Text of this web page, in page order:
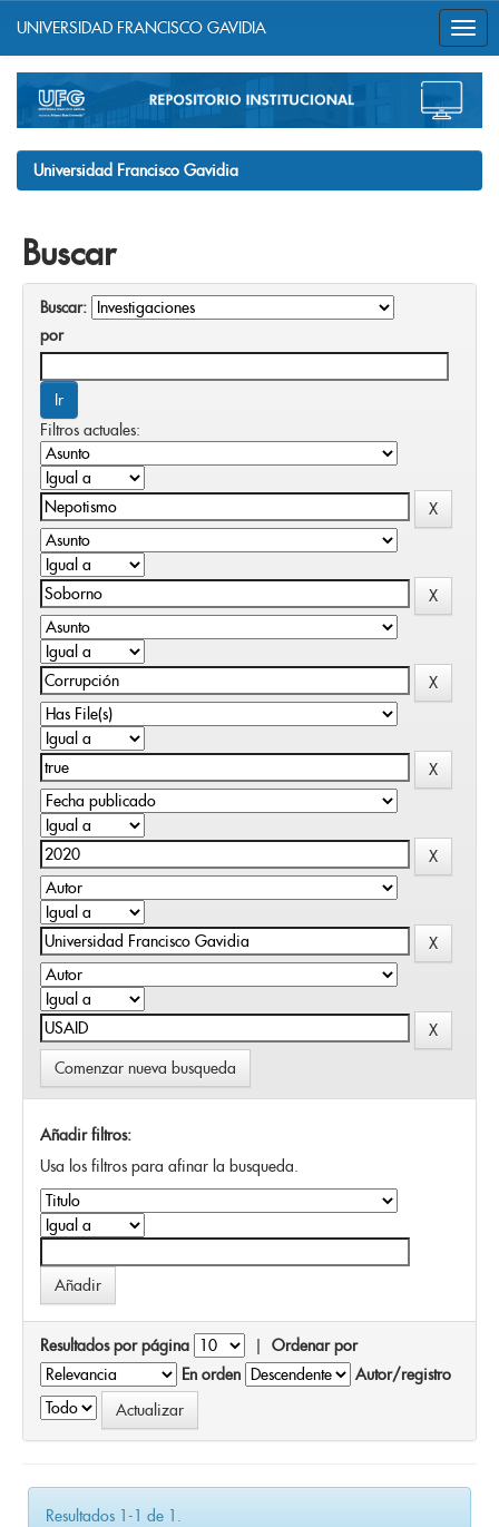
navigation
UNIVERSIDAD FRANCISCO GAVIDIA
Universidad Francisco Gavidia
Buscar
Buscar:
por
Filtros actuales:
Comenzar nueva busqueda
Añadir filtros:
Usa los filtros para afinar la busqueda.
Resultados por página | Ordenar por
En orden
Autor/registro
Resultados 1-1 de 1.